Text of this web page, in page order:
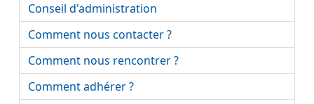
Conseil d'administration
Comment nous contacter ?
Comment nous rencontrer ?
Comment adhérer ?